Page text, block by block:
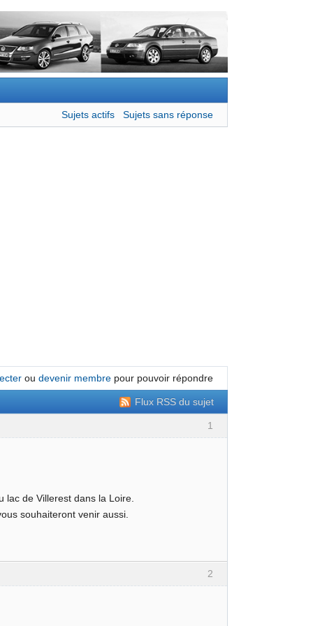
Sujets actifs Sujets sans réponse
ou devenir membrepour pouvoir répondre
Flux RSS du sujet
1
lac de Villerest dans la Loire.
souhaiteront venir aussi.
2